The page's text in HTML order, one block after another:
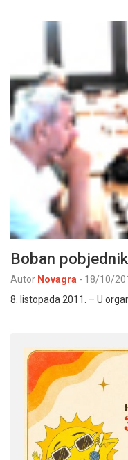
Boban
Autor Novagra - 18/10/
8. listopada 2011. – U